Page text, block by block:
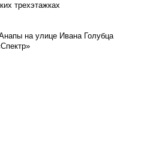
трехэтажках
на улице Ивана Голубца